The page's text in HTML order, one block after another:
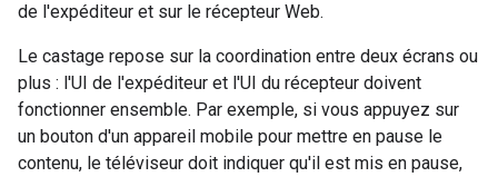
de l'expéditeur et sur le récepteur Web.
Le castage repose sur la coordination entre deux écrans ou
plus : l'UI de l'expéditeur et l'UI du récepteur doivent
fonctionner ensemble. Par exemple, si vous appuyez sur
un bouton d'un appareil mobile pour mettre en pause le
contenu, le téléviseur doit indiquer qu'il est mis en pause,